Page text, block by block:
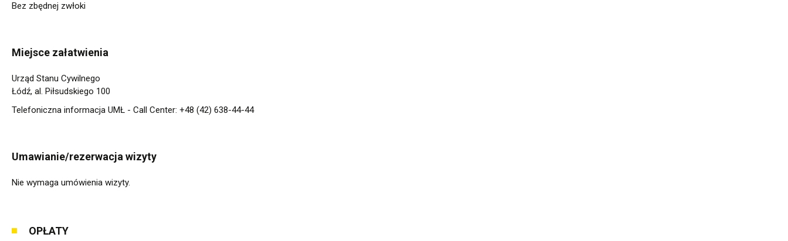
Bez zbędnej zwłoki
Miejsce załatwienia
Urząd Stanu Cywilnego
Łódź, al. Piłsudskiego 100
Telefoniczna informacja UMŁ - Call Center: +48 (42) 638-44-44
Umawianie/rezerwacja wizyty
Nie wymaga umówienia wizyty.
OPŁATY